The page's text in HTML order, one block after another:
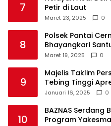
7
Petir di Laut
Maret 23, 2025 0
8
Polsek Pantai
Bhayangkari
Takjil
Maret 19, 2025 0
9
Majelis Taklim
Tebing Tinggi
Haram
Januari 16, 2025 0
10
BAZNAS Serdang
Program